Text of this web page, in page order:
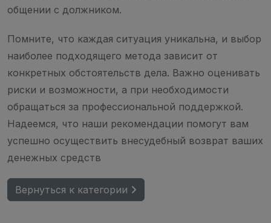
общении с должником.
Помните, что каждая ситуация уникальна, и выбор
наиболее подходящего метода зависит от
конкретных обстоятельств дела. Важно оценивать
риски и возможности, а при необходимости
обращаться за профессиональной поддержкой.
Надеемся, что наши рекомендации помогут вам
успешно осуществить внесудебный возврат ваших
денежных средств
Вернуться к категории